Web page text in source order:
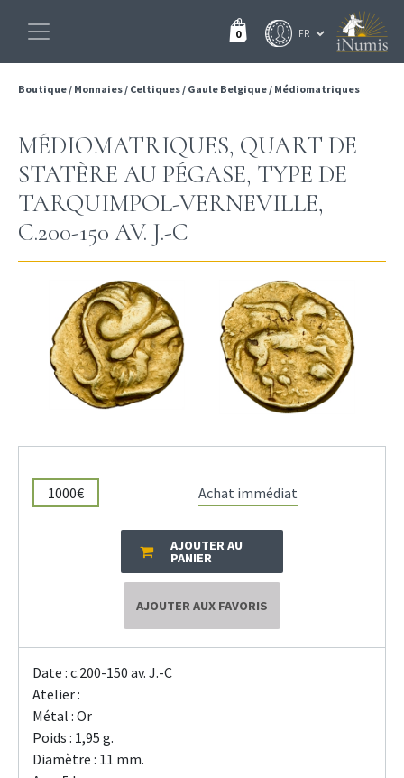
0
Boutique/ Monnaies/ Celtiques/ Gaule Belgique/ Médiomatriques
MÉDIOMATRIQUES, QUART DE
STATÈRE AU PÉGASE, TYPE DE
TARQUIMPOL-VERNEVILLE,
C.200-150 AV. J.-C
1000€ Achat immédiat
AJOUTER AU
PANIER
AJOUTER AUX FAVORIS
Date : c.200-150 av. J.-C
Atelier :
Métal : Or
Poids : 1,95 g.
Diamètre : 11 mm.